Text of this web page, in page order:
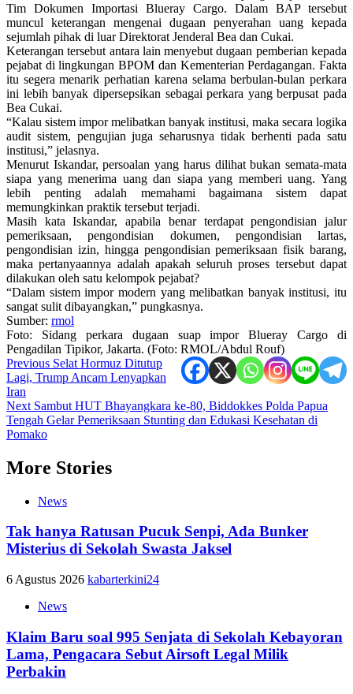
Tim Dokumen Importasi Blueray Cargo. Dalam BAP tersebut
muncul keterangan mengenai dugaan penyerahan uang kepada
sejumlah pihak di luar Direktorat Jenderal Bea dan Cukai.
Keterangan tersebut antara lain menyebut dugaan pemberian kepada
pejabat di lingkungan BPOM dan Kementerian Perdagangan. Fakta
itu segera menarik perhatian karena selama berbulan-bulan perkara
ini lebih banyak dipersepsikan sebagai perkara yang berpusat pada
Bea Cukai.
“Kalau sistem impor melibatkan banyak institusi, maka secara logika
audit sistem, pengujian juga seharusnya tidak berhenti pada satu
institusi,” jelasnya.
Menurut Iskandar, persoalan yang harus dilihat bukan semata-mata
siapa yang menerima uang dan siapa yang memberi uang. Yang
lebih penting adalah memahami bagaimana sistem dapat
memungkinkan praktik tersebut terjadi.
Masih kata Iskandar, apabila benar terdapat pengondisian jalur
pemeriksaan, pengondisian dokumen, pengondisian lartas,
pengondisian izin, hingga pengondisian pemeriksaan fisik barang,
maka pertanyaannya adalah apakah seluruh proses tersebut dapat
dilakukan oleh satu kelompok pejabat?
“Dalam sistem impor modern yang melibatkan banyak institusi, itu
sangat sulit dibayangkan,” pungkasnya.
Sumber: rmol
Foto: Sidang perkara dugaan suap impor Blueray Cargo di
Pengadilan Tipikor, Jakarta. (Foto: RMOL/Abdul Rouf)
Post
navigation
Previous Selat Hormuz Ditutup
Lagi, Trump Ancam Lenyapkan
Iran
Next Sambut HUT Bhayangkara ke-80, Biddokkes Polda Papua
Tengah Gelar Pemeriksaan Stunting dan Edukasi Kesehatan di
Pomako
More Stories
News
Tak hanya Ratusan Pucuk Senpi, Ada Bunker
Misterius di Sekolah Swasta Jaksel
6 Agustus 2026 kabarterkini24
News
Klaim Baru soal 995 Senjata di Sekolah Kebayoran
Lama, Pengacara Sebut Airsoft Legal Milik
Perbakin